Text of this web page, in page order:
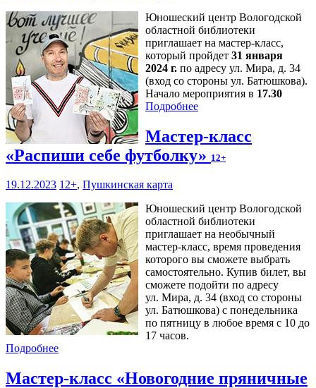
Юношеский центр Вологодской
областной библиотеки
приглашает на мастер-класс,
который пройдет 31 января
2024 г. по адресу ул. Мира, д. 34
(вход со стороны ул. Батюшкова).
Начало мероприятия в 17.30
Подробнее
Мастер-класс
«Распиши себе футболку» 12+
19.12.2023 12+, Пушкинская карта
Юношеский центр Вологодской
областной библиотеки
приглашает на необычный
мастер-класс, время проведения
которого вы сможете выбрать
самостоятельно. Купив билет, вы
сможете подойти по адресу
ул. Мира, д. 34 (вход со стороны
ул. Батюшкова) с понедельника
по пятницу в любое время с 10 до
17 часов.
Подробнее
Мастер-класс «Новогодние пряничные